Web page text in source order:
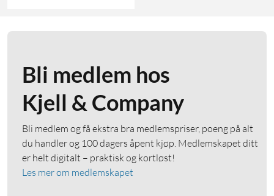
Bli medlem hos
Kjell & Company
Bli medlem og få ekstra bra medlemspriser, poeng på alt
du handler og 100 dagers åpent kjøp. Medlemskapet ditt
er helt digitalt – praktisk og kortløst!
Les mer om medlemskapet